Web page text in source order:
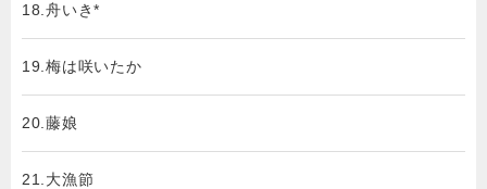
18.舟いき*
19.梅は咲いたか
20.藤娘
21.大漁節